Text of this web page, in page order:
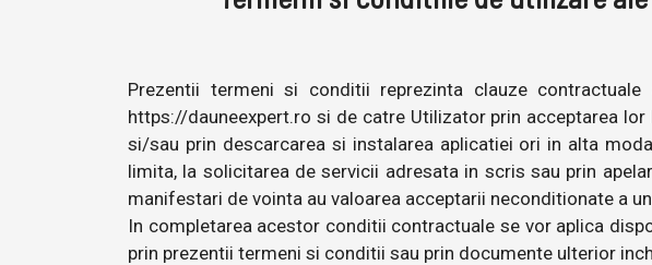
Prezentii termeni si conditii reprezinta clauze
https://dauneexpert.ro si de catre Utilizator prin acceptarea
si/sau prin descarcarea si instalarea aplicatiei ori in alta
limita, la solicitarea de servicii adresata in scris sau prin
manifestari de vointa au valoarea acceptarii neconditionate a
In completarea acestor conditii contractuale se vor aplica
prin prezentii termeni si conditii sau prin documente ulterior